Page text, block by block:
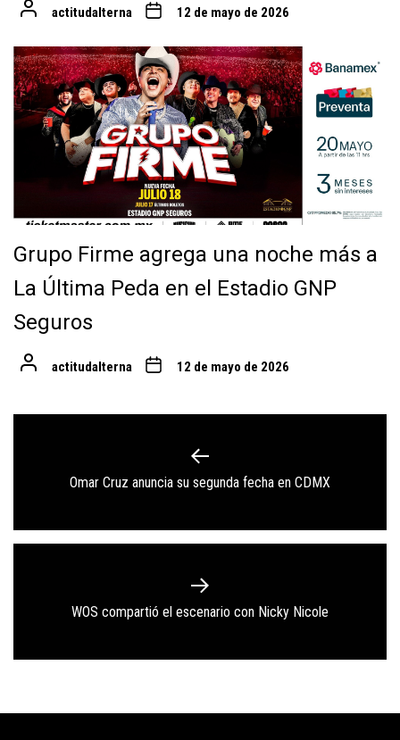
actitudalterna 12 de mayo de 2026
Grupo Firme agrega una noche más a
La Última Peda en el Estadio GNP
Seguros
actitudalterna 12 de mayo de 2026
Previous
Omar Cruz anuncia su segunda fecha en CDMX
Next
WOS compartió el escenario con Nicky Nicole